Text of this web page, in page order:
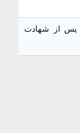
پس از شهادت